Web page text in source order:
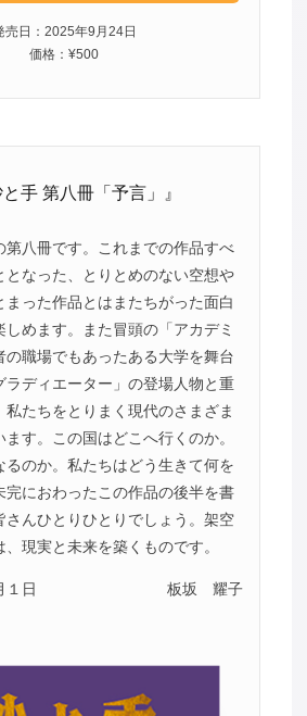
売日：2025年9月24日
価格：¥500
と手 第八冊「予言」』
第八冊です。これまでの作品すべ
となった、とりとめのない空想や
まった作品とはまたちがった面白
しめます。また冒頭の「アカデミ
の職場でもあったある大学を舞台
ラディエーター」の登場人物と重
私たちをとりまく現代のさまざま
す。この国はどこへ行くのか。
るのか。私たちはどう生きて何を
完におわったこの作品の後半を書
さんひとりひとりでしょう。架空
現実と未来を築くものです。
１日 板坂 耀子